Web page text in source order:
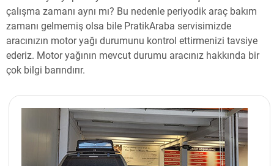
çalışma zamanı aynı mı? Bu nedenle periyodik araç bakım
zamanı gelmemiş olsa bile PratikAraba servisimizde
aracınızın motor yağı durumunu kontrol ettirmenizi tavsiye
ederiz. Motor yağının mevcut durumu aracınız hakkında bir
çok bilgi barındırır.